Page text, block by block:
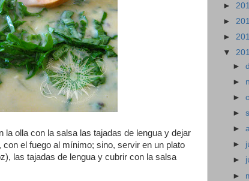
la olla con la salsa las tajadas de lengua y dejar
el fuego al mínimo; sino, servir en un plato
las tajadas de lengua y cubrir con la salsa
►
►
►
▼
►
►
►
►
►
►
►
►